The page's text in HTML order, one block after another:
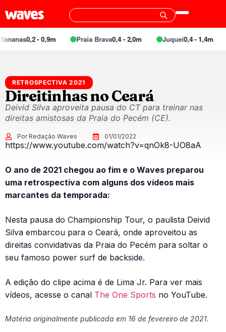
0,2 - 0,9m Praia Brava0,4 - 2,0m Juquei0,4 - 1,4m
RETROSPECTIVA 2021
Direitinhas no Ceará
Deivid Silva aproveita pausa do CT para treinar nas
direitas amistosas da Praia do Pecém (CE).
Por Redação Waves 01/01/2022
https://www.youtube.com/watch?v=qnOk8-UO8aA
O ano de 2021 chegou ao fim e o Waves preparou
uma retrospectiva com alguns dos vídeos mais
marcantes da temporada:
Nesta pausa do Championship Tour, o paulista Deivid
Silva embarcou para o Ceará, onde aproveitou as
direitas convidativas da Praia do Pecém para soltar o
seu famoso power surf de backside.
A edição do clipe acima é de Lima Jr. Para ver mais
vídeos, acesse o canal The One Sports no YouTube.
Matéria originalmente publicada em 16 de fevereiro de 2021.